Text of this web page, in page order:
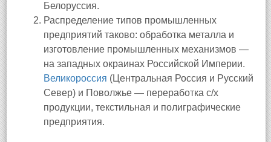
Белоруссия.
Распределение типов промышленных
предприятий таково: обработка металла и
изготовление промышленных механизмов —
на западных окраинах Российской Империи.
Великороссия (Центральная Россия и Русский
Север) и Поволжье — переработка с/х
продукции, текстильная и полиграфические
предприятия.